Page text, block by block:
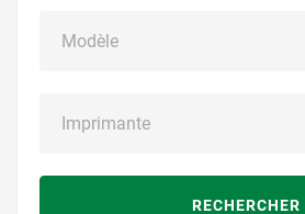
RECHERCHER